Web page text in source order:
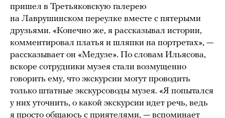
пришел в Третьяковскую галерею
на Лаврушинском переулке вместе с пятерыми
друзьями. «Конечно же, я рассказывал истории,
комментировал платья и шляпки на портретах», —
рассказывает он «Медузе». По словам Ильясова,
вскоре сотрудники музея стали возмущенно
говорить ему, что экскурсии могут проводить
только штатные экскурсоводы музея. «Я попытался
у них уточнить, о какой экскурсии идет речь, ведь
я просто общаюсь с приятелями, — вспоминает